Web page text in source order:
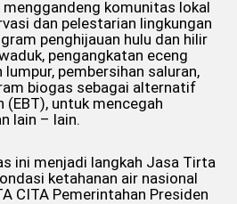
komunitas lokal
dan pelestarian lingkungan
penghijauan hulu dan hilir
pengangkatan eceng
pembersihan saluran,
biogas sebagai alternatif
(EBT), untuk mencegah
lain – lain.
ini menjadi langkah Jasa Tirta
ketahanan air nasional
CITA Pemerintahan Presiden